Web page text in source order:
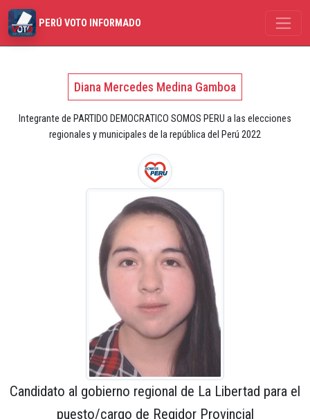
PERÚ VOTO INFORMADO
Diana Mercedes Medina Gamboa
Integrante de PARTIDO DEMOCRATICO SOMOS PERU a las elecciones
regionales y municipales de la república del Perú 2022
Candidato al gobierno regional de La Libertad para el
puesto/cargo de Regidor Provincial